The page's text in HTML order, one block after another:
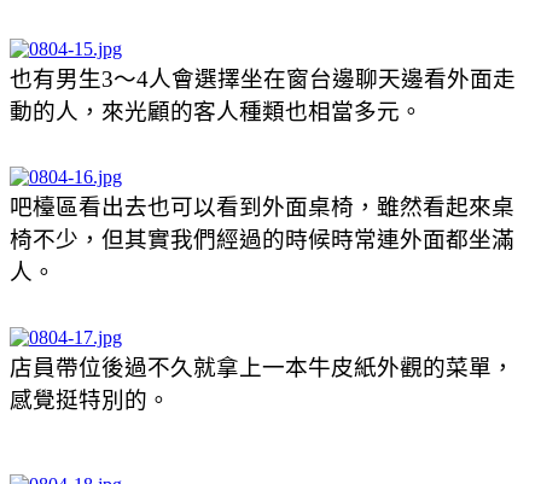
也有男生3～4人會選擇坐在窗台邊聊天邊看外面走
動的人，來光顧的客人種類也相當多元。
吧檯區看出去也可以看到外面桌椅，雖然看起來桌
椅不少，但其實我們經過的時候時常連外面都坐滿
人。
店員帶位後過不久就拿上一本牛皮紙外觀的菜單，
感覺挺特別的。